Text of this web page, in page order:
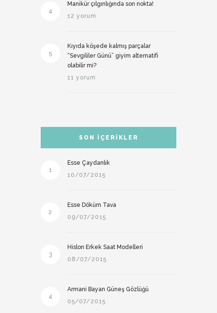
4
Manikür çılgınlığında son nokta!
12 yorum
5
Kıyıda köşede kalmış parçalar
“Sevgililer Günü” giyim alternatifi
olabilir mi?
11 yorum
SON İÇERIKLER
1
Esse Çaydanlık
10/07/2015
2
Esse Döküm Tava
09/07/2015
3
Hislon Erkek Saat Modelleri
08/07/2015
4
Armani Bayan Güneş Gözlüğü
05/07/2015